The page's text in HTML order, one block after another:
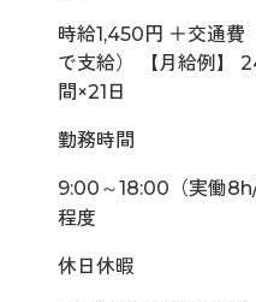
時給1,450円 ＋交通費
で支給） 【月給例】
間×21日
勤務時間
9:00～18:00（実働
程度
休日休暇